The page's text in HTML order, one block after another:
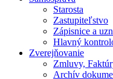
Starosta
Zastupiteľstvo
Zápisnice a
Hlavný
Zverejňovanie
Zmluvy,
Archív